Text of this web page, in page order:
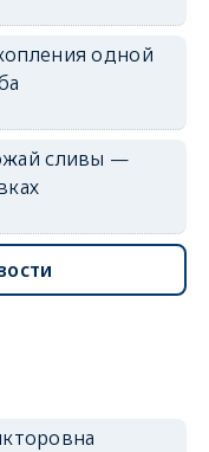
одной
сливы —